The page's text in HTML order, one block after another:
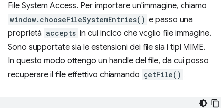
File System Access. Per importare un'immagine, chiamo
window.chooseFileSystemEntries() e passo una
proprietà accepts in cui indico che voglio file immagine.
Sono supportate sia le estensioni dei file sia i tipi MIME.
In questo modo ottengo un handle del file, da cui posso
recuperare il file effettivo chiamando getFile() .